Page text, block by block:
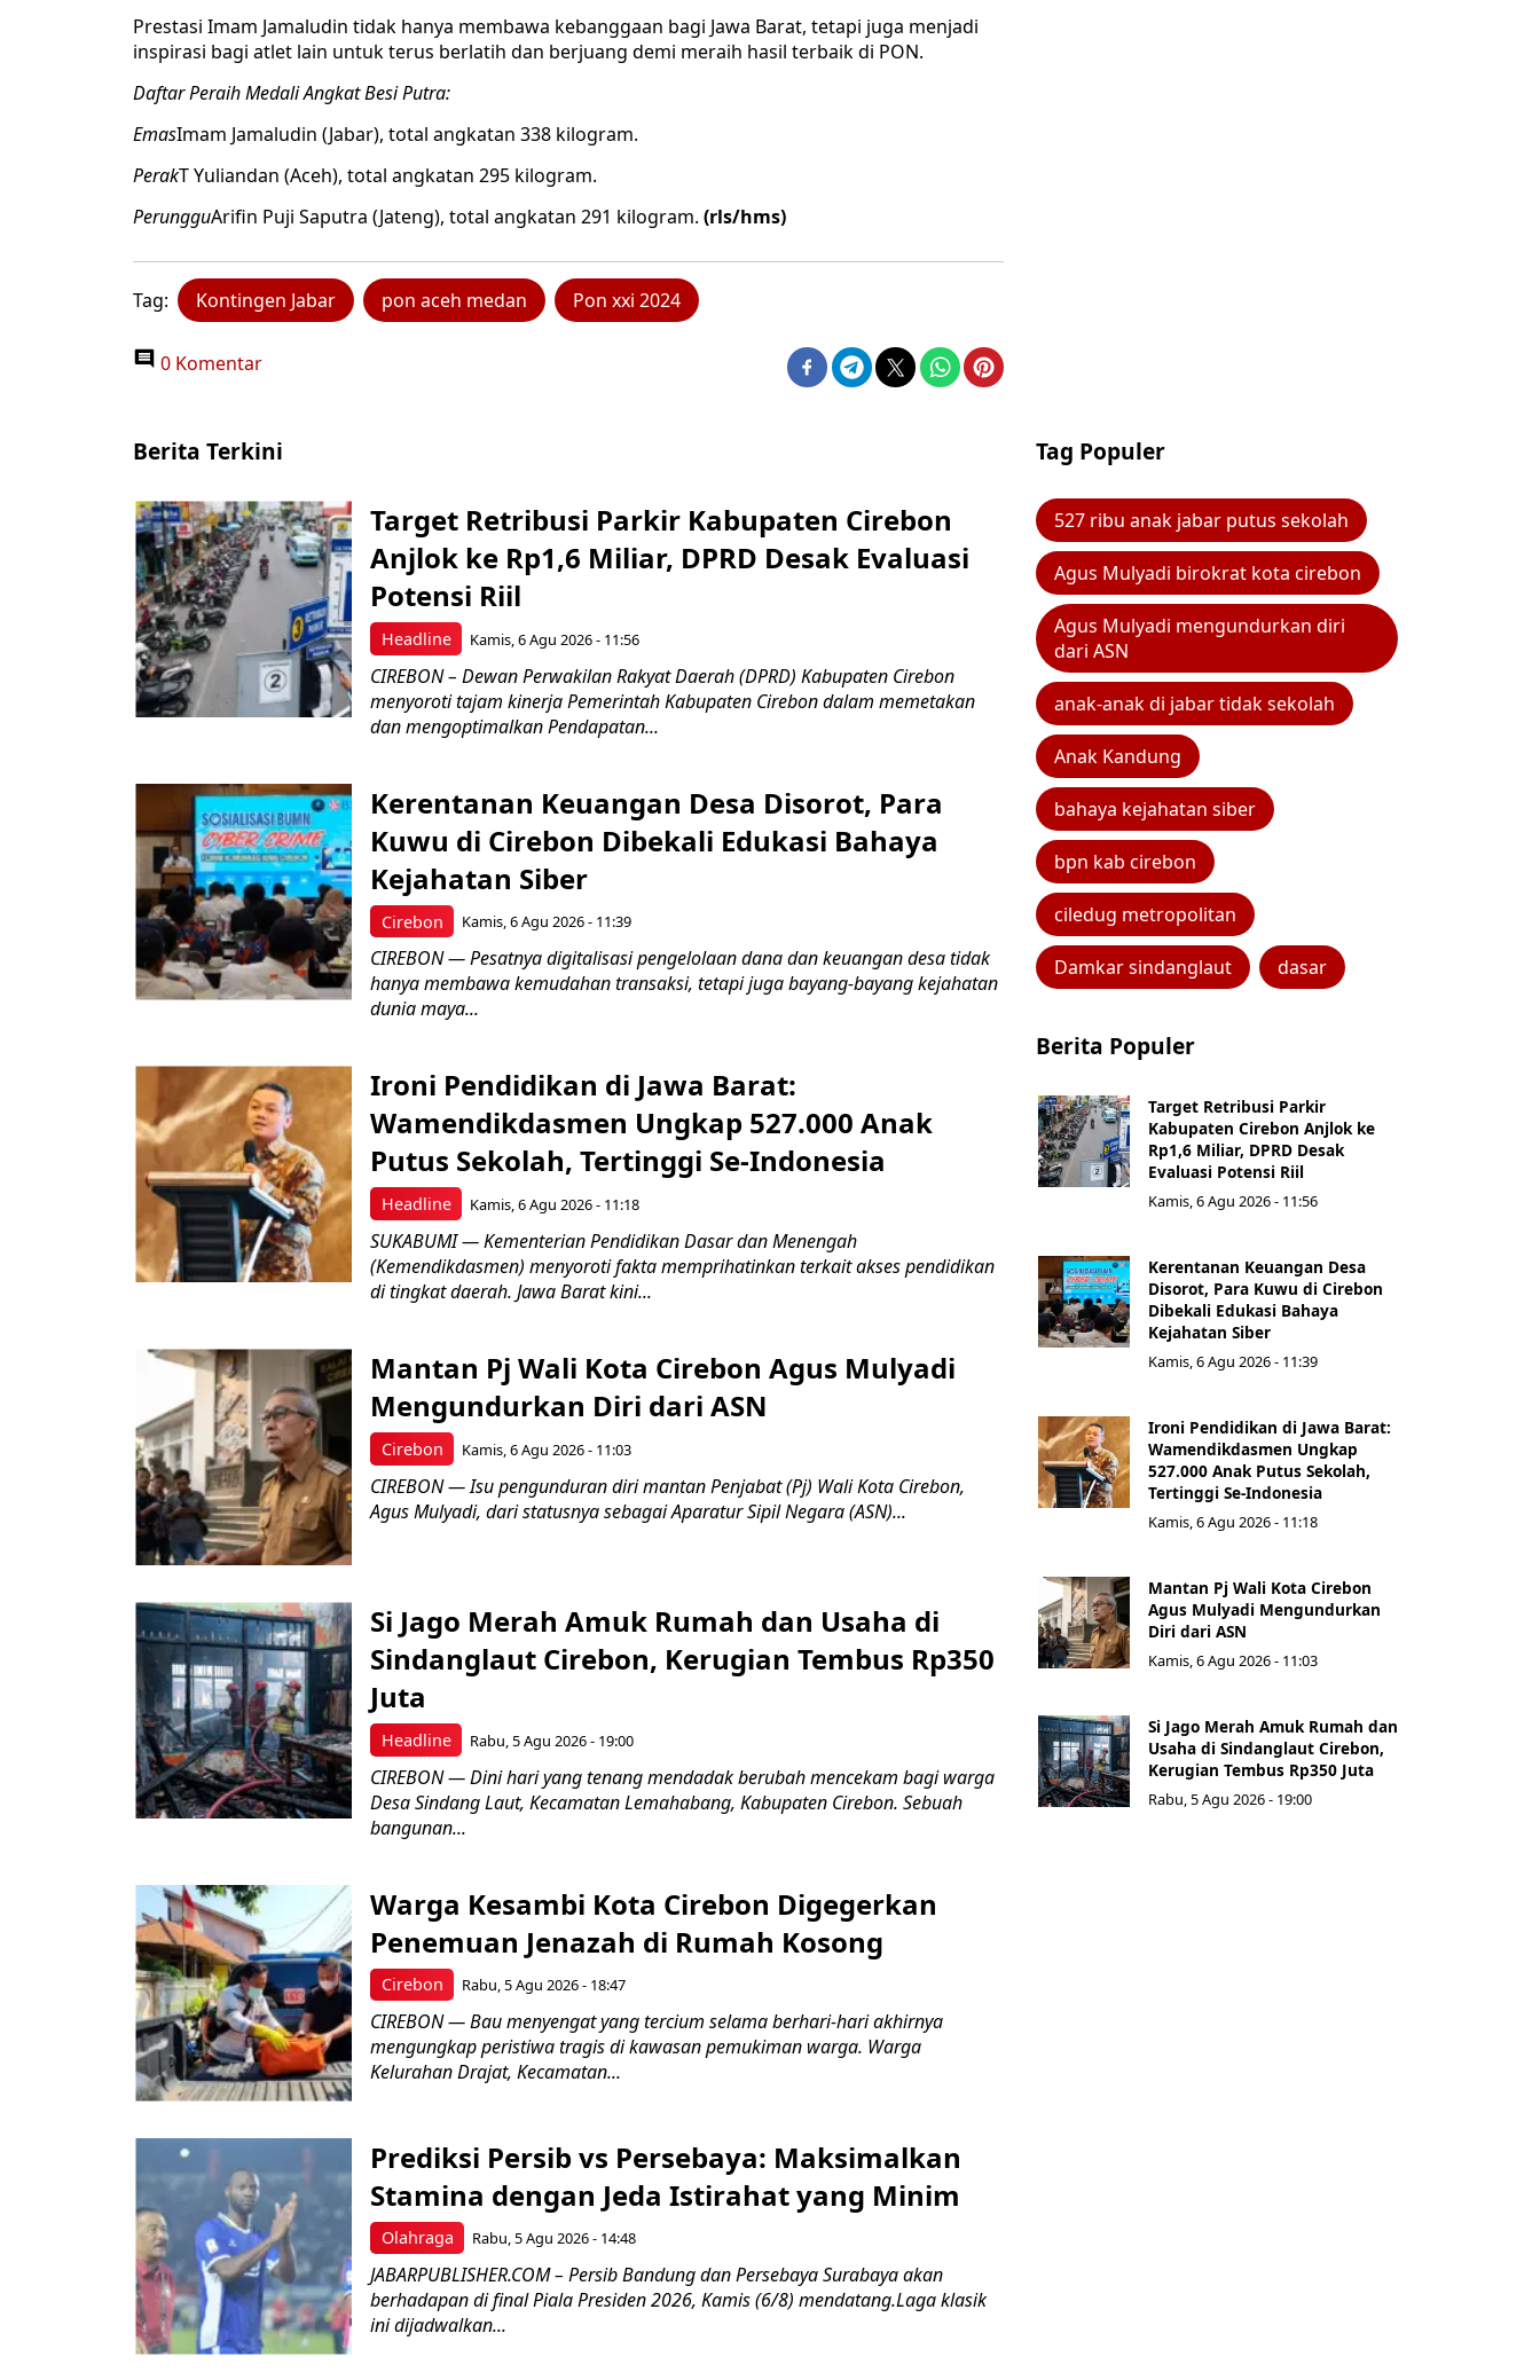
Prestasi Imam Jamaludin tidak hanya membawa kebanggaan bagi Jawa Barat, tetapi juga menjadi
inspirasi bagi atlet lain untuk terus berlatih dan berjuang demi meraih hasil terbaik di PON.
Daftar Peraih Medali Angkat Besi Putra:
EmasImam Jamaludin (Jabar), total angkatan 338 kilogram.
PerakT Yuliandan (Aceh), total angkatan 295 kilogram.
PerungguArifin Puji Saputra (Jateng), total angkatan 291 kilogram. (rls/hms)
Tag: Kontingen Jabar pon aceh medan Pon xxi 2024
0 Komentar
Berita Terkini
Headline
Target Retribusi Parkir Kabupaten Cirebon
Anjlok ke Rp1,6 Miliar, DPRD Desak Evaluasi
Potensi Riil
Kamis, 6 Agu 2026 - 11:56
CIREBON – Dewan Perwakilan Rakyat Daerah (DPRD) Kabupaten Cirebon
menyoroti tajam kinerja Pemerintah Kabupaten Cirebon dalam memetakan
dan mengoptimalkan Pendapatan...
Cirebon
Kerentanan Keuangan Desa Disorot, Para
Kuwu di Cirebon Dibekali Edukasi Bahaya
Kejahatan Siber
Kamis, 6 Agu 2026 - 11:39
CIREBON — Pesatnya digitalisasi pengelolaan dana dan keuangan desa tidak
hanya membawa kemudahan transaksi, tetapi juga bayang-bayang kejahatan
dunia maya...
Headline
Ironi Pendidikan di Jawa Barat:
Wamendikdasmen Ungkap 527.000 Anak
Putus Sekolah, Tertinggi Se-Indonesia
Kamis, 6 Agu 2026 - 11:18
SUKABUMI — Kementerian Pendidikan Dasar dan Menengah
(Kemendikdasmen) menyoroti fakta memprihatinkan terkait akses pendidikan
di tingkat daerah. Jawa Barat kini...
Cirebon
Mantan Pj Wali Kota Cirebon Agus Mulyadi
Mengundurkan Diri dari ASN
Kamis, 6 Agu 2026 - 11:03
CIREBON — Isu pengunduran diri mantan Penjabat (Pj) Wali Kota Cirebon,
Agus Mulyadi, dari statusnya sebagai Aparatur Sipil Negara (ASN)...
Headline
Si Jago Merah Amuk Rumah dan Usaha di
Sindanglaut Cirebon, Kerugian Tembus Rp350
Juta
Rabu, 5 Agu 2026 - 19:00
CIREBON — Dini hari yang tenang mendadak berubah mencekam bagi warga
Desa Sindang Laut, Kecamatan Lemahabang, Kabupaten Cirebon. Sebuah
bangunan...
Cirebon
Warga Kesambi Kota Cirebon Digegerkan
Penemuan Jenazah di Rumah Kosong
Rabu, 5 Agu 2026 - 18:47
CIREBON — Bau menyengat yang tercium selama berhari-hari akhirnya
mengungkap peristiwa tragis di kawasan pemukiman warga. Warga
Kelurahan Drajat, Kecamatan...
Olahraga
Prediksi Persib vs Persebaya: Maksimalkan
Stamina dengan Jeda Istirahat yang Minim
Rabu, 5 Agu 2026 - 14:48
JABARPUBLISHER.COM – Persib Bandung dan Persebaya Surabaya akan
berhadapan di final Piala Presiden 2026, Kamis (6/8) mendatang.Laga klasik
ini dijadwalkan...
Tag Populer
527 ribu anak jabar putus sekolah
Agus Mulyadi birokrat kota cirebon
Agus Mulyadi mengundurkan diri
dari ASN
anak-anak di jabar tidak sekolah
Anak Kandung
bahaya kejahatan siber
bpn kab cirebon
ciledug metropolitan
Damkar sindanglaut dasar
Berita Populer
Target Retribusi Parkir
Kabupaten Cirebon Anjlok ke
Rp1,6 Miliar, DPRD Desak
Evaluasi Potensi Riil
Kamis, 6 Agu 2026 - 11:56
Kerentanan Keuangan Desa
Disorot, Para Kuwu di Cirebon
Dibekali Edukasi Bahaya
Kejahatan Siber
Kamis, 6 Agu 2026 - 11:39
Ironi Pendidikan di Jawa Barat:
Wamendikdasmen Ungkap
527.000 Anak Putus Sekolah,
Tertinggi Se-Indonesia
Kamis, 6 Agu 2026 - 11:18
Mantan Pj Wali Kota Cirebon
Agus Mulyadi Mengundurkan
Diri dari ASN
Kamis, 6 Agu 2026 - 11:03
Si Jago Merah Amuk Rumah dan
Usaha di Sindanglaut Cirebon,
Kerugian Tembus Rp350 Juta
Rabu, 5 Agu 2026 - 19:00